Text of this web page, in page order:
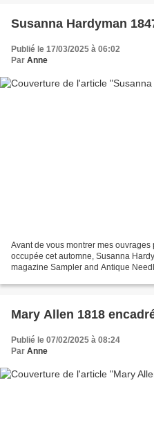
Susanna Hardyman
Publié le 17/03/2025 à 06:02
Par Anne
Avant de vous montrer mes
occupée cet automne, Susanna
magazine Sampler and Antique
Mary Allen 1818
Publié le 07/02/2025 à 08:24
Par Anne